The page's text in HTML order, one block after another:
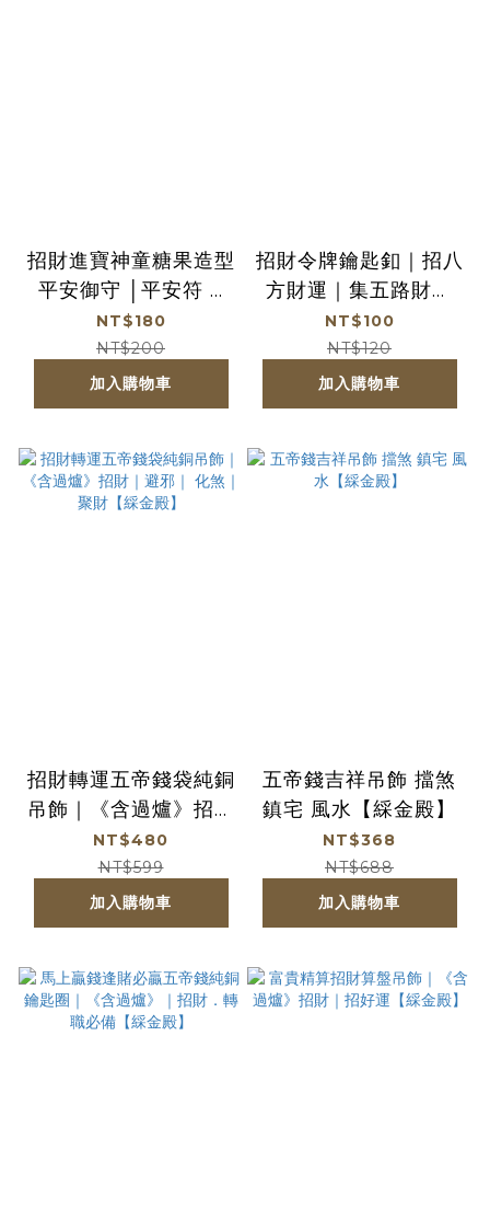
招財進寶神童糖果造型
平安御守 │平安符 │
吊飾｜限量｜鑰匙圈｜
過爐加持【鎮瀾宮】
NT$180
NT$200
加入購物車
招財令牌鑰匙釦｜招八
方財運｜集五路財神
【綵金殿】
NT$100
NT$120
加入購物車
招財轉運五帝錢袋純銅
吊飾｜《含過爐》招財
｜避邪｜ 化煞｜聚財
【綵金殿】
NT$480
NT$599
加入購物車
五帝錢吉祥吊飾 擋煞
鎮宅 風水【綵金殿】
NT$368
NT$688
加入購物車